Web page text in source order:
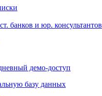
банков и юр. консультантов
демо-доступ
базу данных